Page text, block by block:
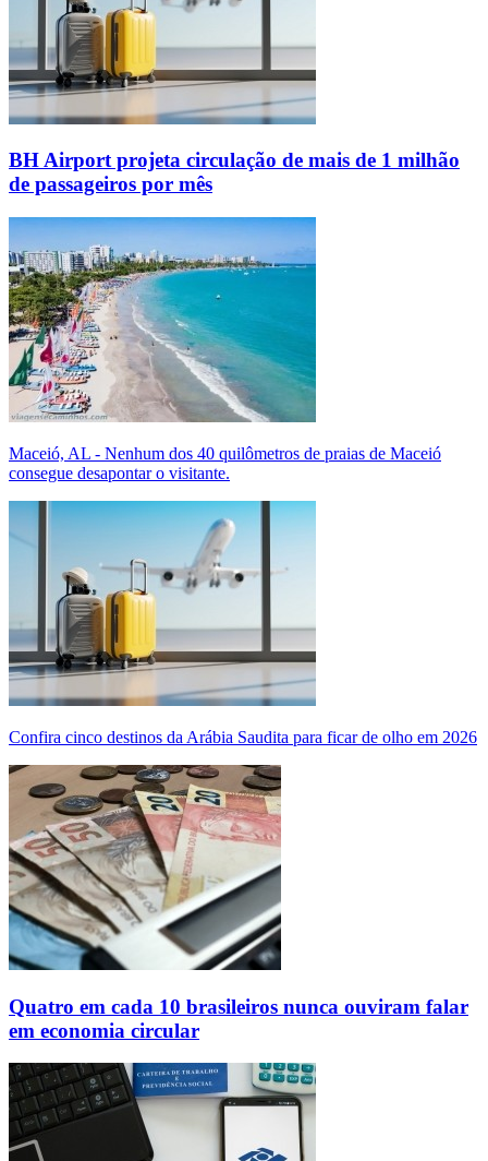
BH Airport projeta circulação de mais de 1 milhão
de passageiros por mês
Maceió, AL - Nenhum dos 40 quilômetros de praias de Maceió
consegue desapontar o visitante.
Confira cinco destinos da Arábia Saudita para ficar de olho em 2026
Quatro em cada 10 brasileiros nunca ouviram falar
em economia circular